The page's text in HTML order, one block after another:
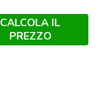
CALCOLA IL
PREZZO